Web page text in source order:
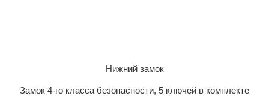
Нижний замок
Замок 4-го класса безопасности, 5 ключей в комплекте